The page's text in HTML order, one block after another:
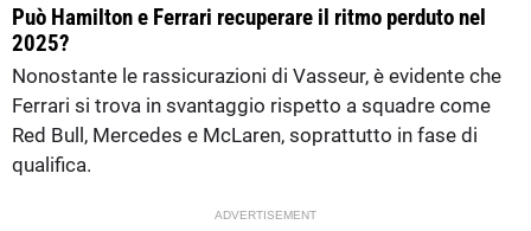
Può Hamilton e Ferrari recuperare il ritmo perduto nel
2025?
Nonostante le rassicurazioni di Vasseur, è evidente che
Ferrari si trova in svantaggio rispetto a squadre come
Red Bull, Mercedes e McLaren, soprattutto in fase di
qualifica.
ADVERTISEMENT